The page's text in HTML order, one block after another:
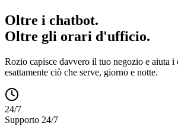
Oltre i chatbot.
Oltre gli orari d'ufficio.
Rozio capisce davvero il tuo negozio e aiuta i
esattamente ciò che serve, giorno e notte.
24/7
Supporto 24/7